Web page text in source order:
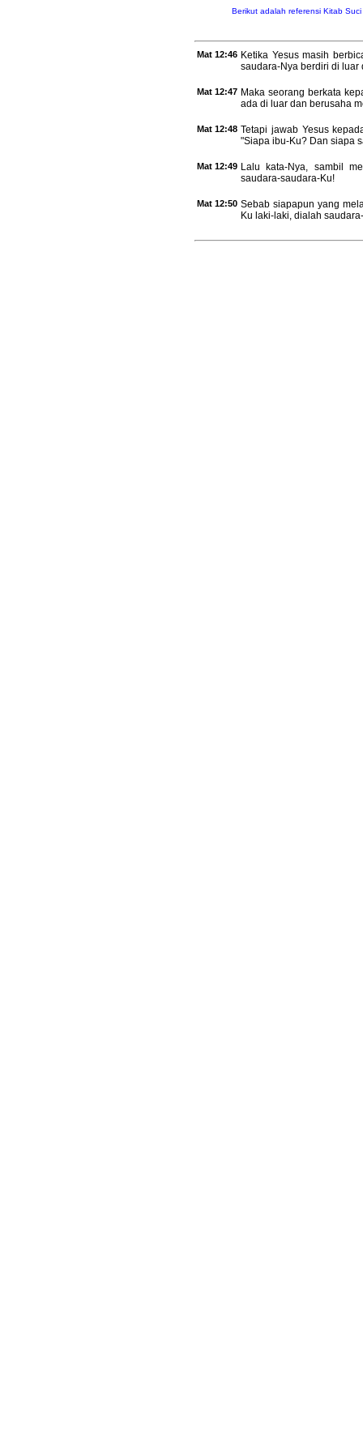
Berikut adalah referensi Kitab
Mat 12:46 Ketika Yesus masih
saudara-Nya berdiri di luar
Mat 12:47 Maka seorang berkata
ada di luar dan berusaha
Mat 12:48 Tetapi jawab Yesus
"Siapa ibu-Ku? Dan siapa
Mat 12:49 Lalu kata-Nya, sambil
saudara-saudara-Ku!
Mat 12:50 Sebab siapapun yang
Ku laki-laki, dialah